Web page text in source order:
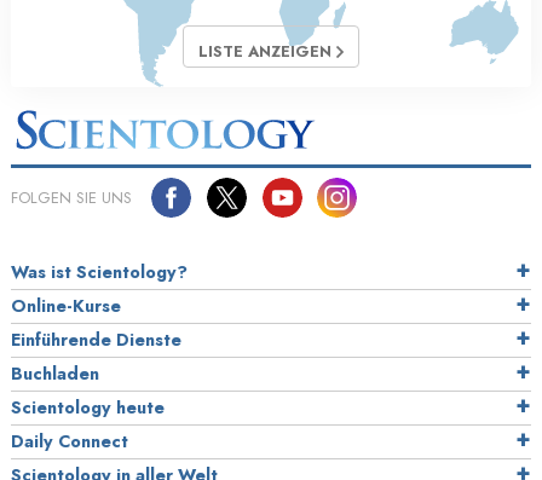
LISTE ANZEIGEN
FOLGEN SIE UNS
Was ist Scientology?
Online-Kurse
Einführende Dienste
Buchladen
Scientology heute
Daily Connect
Scientology in aller Welt